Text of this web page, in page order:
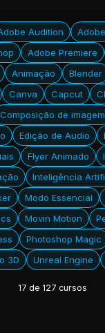
Audition
Adobe Premiere
Animação Blender
Canva Capcut
Composição de imagem
Edição de Audio
Flyer Animado
Inteligência
Modo Essencial
Movin Motion
Photoshop Magic
3D
Unreal Engine
17 de 127 cursos